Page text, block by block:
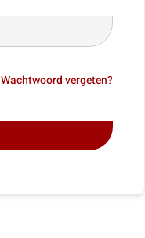
Wachtwoord vergeten?